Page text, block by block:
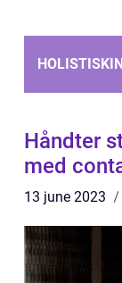
Håndter
med
13 june 2023